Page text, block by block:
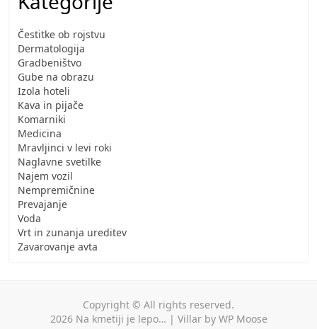
Čestitke ob rojstvu
Dermatologija
Gradbeništvo
Gube na obrazu
Izola hoteli
Kava in pijače
Komarniki
Medicina
Mravljinci v levi roki
Naglavne svetilke
Najem vozil
Nempremičnine
Prevajanje
Voda
Vrt in zunanja ureditev
Zavarovanje avta
Copyright © All rights reserved.
2026 Na kmetiji je lepo… | Villarby WP Moose